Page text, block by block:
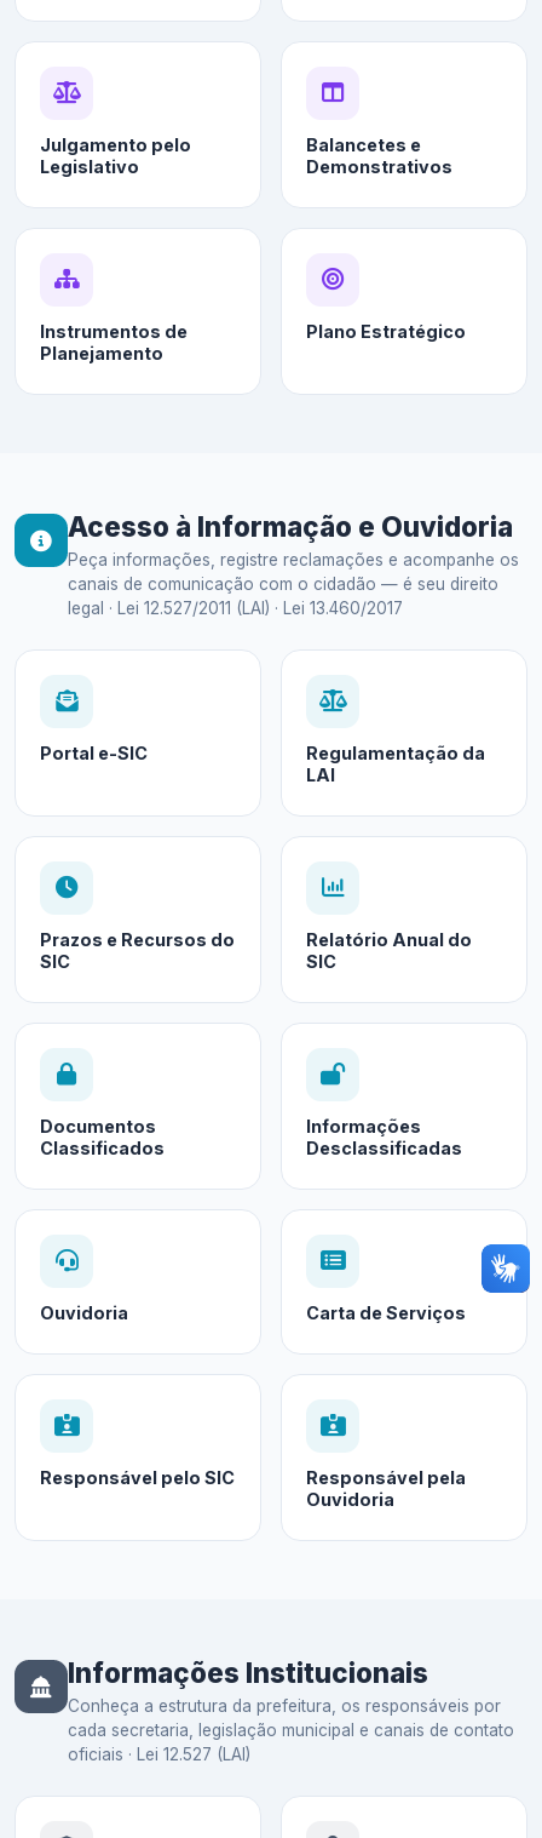
Julgamento pelo
Legislativo
Balancetes e
Demonstrativos
Instrumentos de
Planejamento
Plano Estratégico
Acesso à Informação e Ouvidoria
Peça informações, registre reclamações e acompanhe os
canais de comunicação com o cidadão — é seu direito
legal · Lei 12.527/2011 (LAI) · Lei 13.460/2017
Portal e-SIC
Regulamentação da
LAI
Prazos e Recursos do
SIC
Relatório Anual do
SIC
Documentos
Classificados
Informações
Desclassificadas
Ouvidoria Carta de Serviços
Responsável pelo SIC
Responsável pela
Ouvidoria
Informações Institucionais
Conheça a estrutura da prefeitura, os responsáveis por
cada secretaria, legislação municipal e canais de contato
oficiais · Lei 12.527 (LAI)